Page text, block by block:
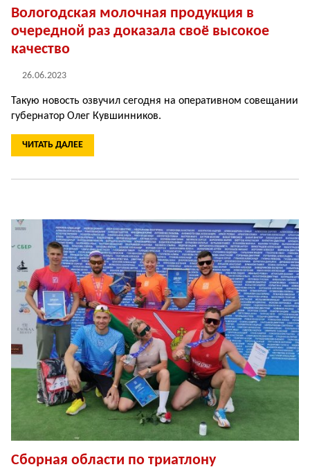
Вологодская молочная продукция в
очередной раз доказала своё высокое
качество
26.06.2023
Такую новость озвучил сегодня на оперативном совещании
губернатор Олег Кувшинников.
ЧИТАТЬ ДАЛЕЕ
Сборная области по триатлону